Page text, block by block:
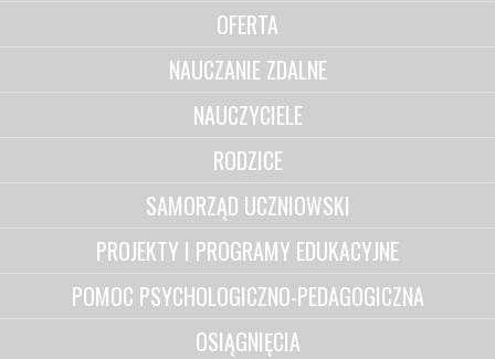
OFERTA
NAUCZANIE ZDALNE
NAUCZYCIELE
RODZICE
SAMORZĄD UCZNIOWSKI
PROJEKTY I PROGRAMY EDUKACYJNE
POMOC PSYCHOLOGICZNO-PEDAGOGICZNA
OSIĄGNIĘCIA